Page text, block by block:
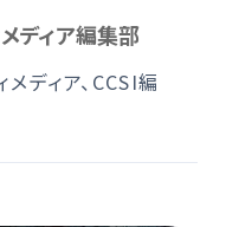
ディア編集部
ディア、CCSI編